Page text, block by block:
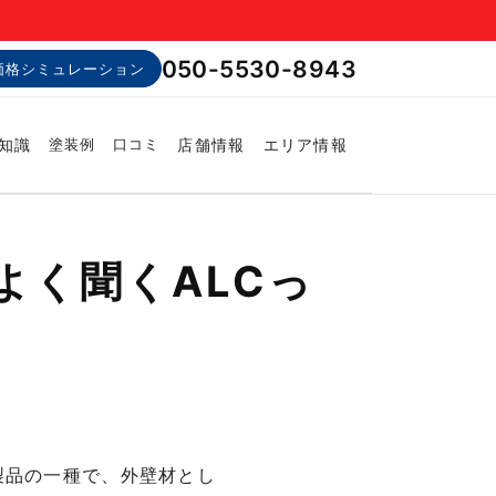
格シミュレーション 050-5530-8943
識 塗装例 口コミ 店舗情報 エリア情報
く聞くALCっ
の一種で、外壁材とし